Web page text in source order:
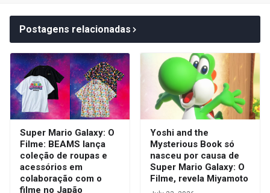
Postagens relacionadas
Super Mario Galaxy: O
Filme: BEAMS lança
coleção de roupas e
acessórios em
colaboração com o
filme no Japão
Yoshi and the
Mysterious Book só
nasceu por causa de
Super Mario Galaxy: O
Filme, revela Miyamoto